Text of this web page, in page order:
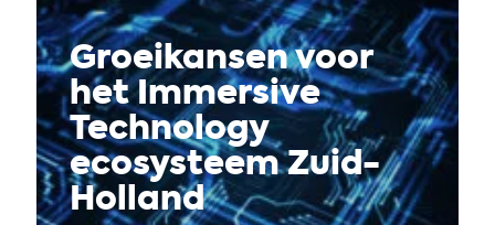
Groeikansen voor
het Immersive
Technology
ecosysteem Zuid-
Holland